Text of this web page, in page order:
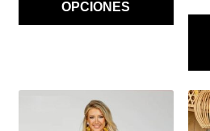
OPCIONES
PRODUCTO